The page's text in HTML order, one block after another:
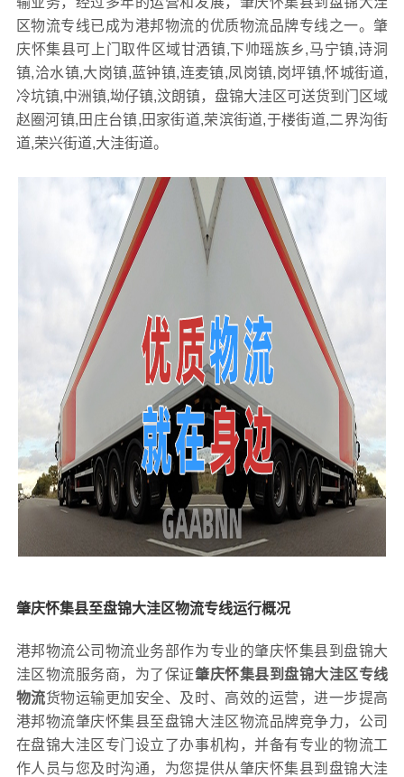
区物流专线已成为港邦物流的优质物流品牌专线之一。肇
庆怀集县可上门取件区域甘洒镇,下帅瑶族乡,马宁镇,诗洞
镇,洽水镇,大岗镇,蓝钟镇,连麦镇,凤岗镇,岗坪镇,怀城街道,
冷坑镇,中洲镇,坳仔镇,汶朗镇，盘锦大洼区可送货到门区域
赵圈河镇,田庄台镇,田家街道,荣滨街道,于楼街道,二界沟街
道,荣兴街道,大洼街道。
肇庆怀集县至盘锦大洼区物流专线运行概况
港邦物流公司物流业务部作为专业的肇庆怀集县到盘锦大
洼区物流服务商，为了保证肇庆怀集县到盘锦大洼区专线
物流货物运输更加安全、及时、高效的运营，进一步提高
港邦物流肇庆怀集县至盘锦大洼区物流品牌竞争力，公司
在盘锦大洼区专门设立了办事机构，并备有专业的物流工
作人员与您及时沟通，为您提供从肇庆怀集县到盘锦大洼